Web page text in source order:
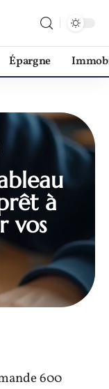
Épargne
à
vos
600